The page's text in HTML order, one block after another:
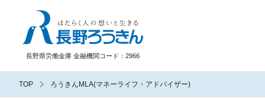
長野県労働金庫 金融機関コード：2966
TOP ろうきんMLA(マネーライフ・アドバイザー)